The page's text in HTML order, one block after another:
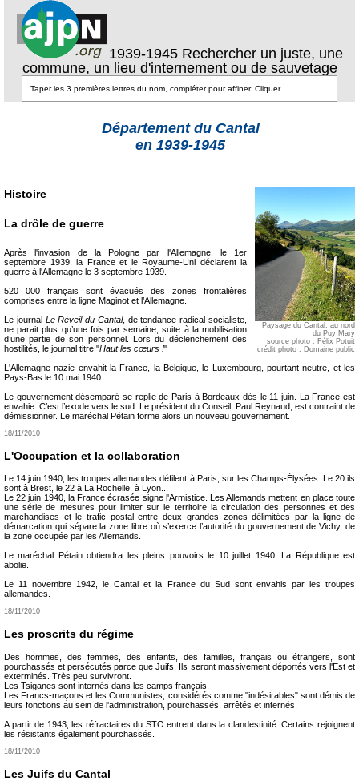
1939-1945 Rechercher un juste, une
commune, un lieu d'internement ou de sauvetage
Département du Cantal
en 1939-1945
Paysage du Cantal, au nord
du Puy Mary
source photo : Félix Potuit
crédit photo : Domaine public
Histoire
La drôle de guerre
Après l'invasion de la Pologne par l'Allemagne, le 1er
septembre 1939, la France et le Royaume-Uni déclarent la
guerre à l'Allemagne le 3 septembre 1939.
520 000 français sont évacués des zones frontalières
comprises entre la ligne Maginot et l’Allemagne.
Le journal Le Réveil du Cantal, de tendance radical-socialiste,
ne parait plus qu’une fois par semaine, suite à la mobilisation
d’une partie de son personnel. Lors du déclenchement des
hostilités, le journal titre "Haut les cœurs !"
L'Allemagne nazie envahit la France, la Belgique, le Luxembourg, pourtant neutre, et les
Pays-Bas le 10 mai 1940.
Le gouvernement désemparé se replie de Paris à Bordeaux dès le 11 juin. La France est
envahie. C’est l’exode vers le sud. Le président du Conseil, Paul Reynaud, est contraint de
démissionner. Le maréchal Pétain forme alors un nouveau gouvernement.
18/11/2010
L'Occupation et la collaboration
Le 14 juin 1940, les troupes allemandes défilent à Paris, sur les Champs-Élysées. Le 20 ils
sont à Brest, le 22 à La Rochelle, à Lyon...
Le 22 juin 1940, la France écrasée signe l'Armistice. Les Allemands mettent en place toute
une série de mesures pour limiter sur le territoire la circulation des personnes et des
marchandises et le trafic postal entre deux grandes zones délimitées par la ligne de
démarcation qui sépare la zone libre où s’exerce l’autorité du gouvernement de Vichy, de
la zone occupée par les Allemands.
Le maréchal Pétain obtiendra les pleins pouvoirs le 10 juillet 1940. La République est
abolie.
Le 11 novembre 1942, le Cantal et la France du Sud sont envahis par les troupes
allemandes.
18/11/2010
Les proscrits du régime
Des hommes, des femmes, des enfants, des familles, français ou étrangers, sont
pourchassés et persécutés parce que Juifs. Ils seront massivement déportés vers l'Est et
exterminés. Très peu survivront.
Les Tsiganes sont internés dans les camps français.
Les Francs-maçons et les Communistes, considérés comme "indésirables" sont démis de
leurs fonctions au sein de l'administration, pourchassés, arrêtés et internés.
A partir de 1943, les réfractaires du STO entrent dans la clandestinité. Certains rejoignent
les résistants également pourchassés.
18/11/2010
Les Juifs du Cantal